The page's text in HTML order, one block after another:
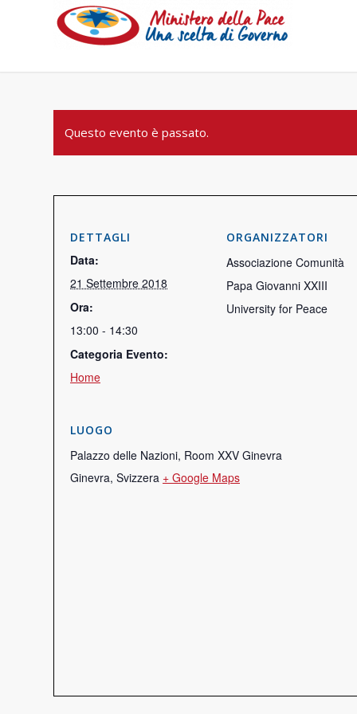
Questo evento è passato.
DETTAGLI
Data:
21 Settembre 2018
Ora:
13:00 - 14:30
Categoria Evento:
Home
ORGANIZZATORI
Associazione Comunità
Papa Giovanni XXIII
University for Peace
LUOGO
Palazzo delle Nazioni, Room XXV Ginevra
Ginevra, Svizzera + Google Maps